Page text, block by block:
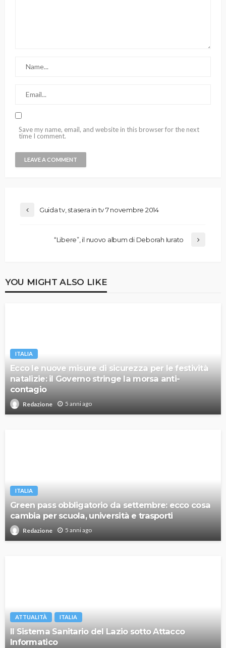
Save my name, email, and website in this browser for the next
time I comment.
Guida tv, stasera in tv 7 novembre 2014
“Libere”, il nuovo album di Deborah Iurato
YOU MIGHT ALSO LIKE
ITALIA
Ecco le nuove misure di sicurezza per le festività
natalizie: il Governo stringe la morsa anti-
contagio
Redazione 5 anni ago
ITALIA
Green pass obbligatorio da settembre: ecco cosa
cambia per scuola, università e trasporti
Redazione 5 anni ago
ATTUALITÀ ITALIA
Il Sistema Sanitario del Lazio sotto Attacco
Informatico